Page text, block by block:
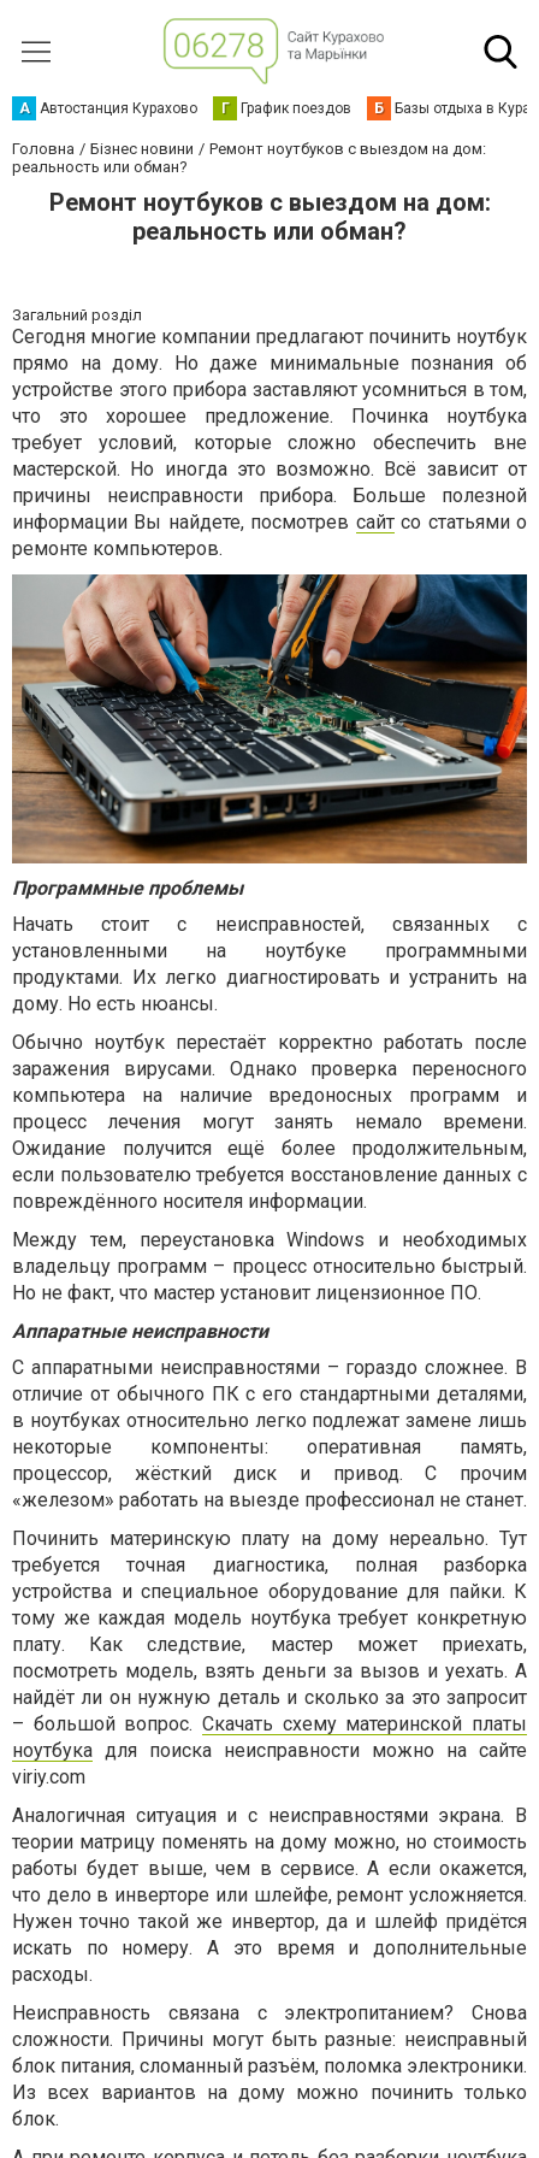
А Автостанция Курахово Г График поездов Б Базы отдыха в
Головна Бізнес новини
Ремонт ноутбуков с выездом на дом:
реальность или обман?
Ремонт ноутбуков с выездом на дом:
реальность или обман?
Загальний розділ
Сегодня многие компании предлагают починить ноутбук
прямо на дому. Но даже минимальные познания об
устройстве этого прибора заставляют усомниться в том,
что это хорошее предложение. Починка ноутбука
требует условий, которые сложно обеспечить вне
мастерской. Но иногда это возможно. Всё зависит от
причины неисправности прибора. Больше полезной
информации Вы найдете, посмотрев сайтсо статьями о
ремонте компьютеров.
Программные проблемы
Начать стоит с неисправностей, связанных с
установленными на ноутбуке программными
продуктами. Их легко диагностировать и устранить на
дому. Но есть нюансы.
Обычно ноутбук перестаёт корректно работать после
заражения вирусами. Однако проверка переносного
компьютера на наличие вредоносных программ и
процесс лечения могут занять немало времени.
Ожидание получится ещё более продолжительным,
если пользователю требуется восстановление данных с
повреждённого носителя информации.
Между тем, переустановка Windows и необходимых
владельцу программ – процесс относительно быстрый.
Но не факт, что мастер установит лицензионное ПО.
Аппаратные неисправности
С аппаратными неисправностями – гораздо сложнее. В
отличие от обычного ПК с его стандартными деталями,
в ноутбуках относительно легко подлежат замене лишь
некоторые компоненты: оперативная память,
процессор, жёсткий диск и привод. С прочим
«железом» работать на выезде профессионал не станет.
Починить материнскую плату на дому нереально. Тут
требуется точная диагностика, полная разборка
устройства и специальное оборудование для пайки. К
тому же каждая модель ноутбука требует конкретную
плату. Как следствие, мастер может приехать,
посмотреть модель, взять деньги за вызов и уехать. А
найдёт ли он нужную деталь и сколько за это запросит
– большой вопрос. Скачать схему материнской платы
ноутбука для поиска неисправности можно на сайте
viriy.com
Аналогичная ситуация и с неисправностями экрана. В
теории матрицу поменять на дому можно, но стоимость
работы будет выше, чем в сервисе. А если окажется,
что дело в инверторе или шлейфе, ремонт усложняется.
Нужен точно такой же инвертор, да и шлейф придётся
искать по номеру. А это время и дополнительные
расходы.
Неисправность связана с электропитанием? Снова
сложности. Причины могут быть разные: неисправный
блок питания, сломанный разъём, поломка электроники.
Из всех вариантов на дому можно починить только
блок.